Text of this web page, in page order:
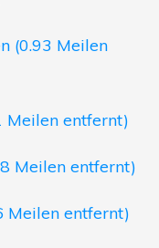
(0.93 Meilen
Meilen entfernt)
Meilen entfernt)
Meilen entfernt)